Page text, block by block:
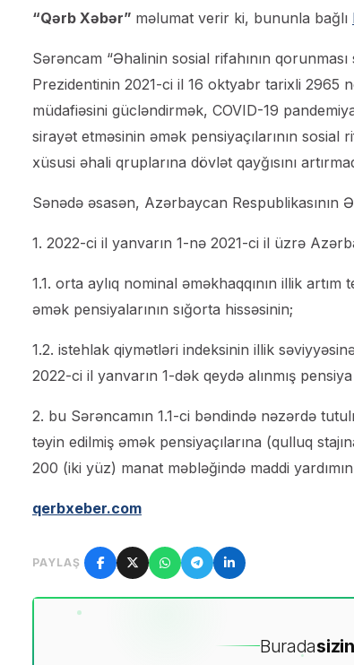
“Qərb Xəbər” məlumat verir ki, bununla bağlı
Sərəncam “Əhalinin sosial rifahının
Prezidentinin 2021-ci il 16 oktyabr tarixli 2965
müdafiəsini gücləndirmək, COVID-19
sirayət etməsinin əmək pensiyaçılarının
xüsusi əhali qruplarına dövlət qayğısını
Sənədə əsasən, Azərbaycan
1. 2022-ci il yanvarın 1-nə 2021-ci il üzrə
1.1. orta aylıq nominal əməkhaqqının illik
əmək pensiyalarının sığorta hissəsinin;
1.2. istehlak qiymətləri indeksinin illik
2022-ci il yanvarın 1-dək qeydə alınmış
2. bu Sərəncamın 1.1-ci bəndində nəzərdə
təyin edilmiş əmək pensiyaçılarına (qulluq
200 (iki yüz) manat məbləğində maddi
qerbxeber.com
PAYLAŞ
Buradasizin